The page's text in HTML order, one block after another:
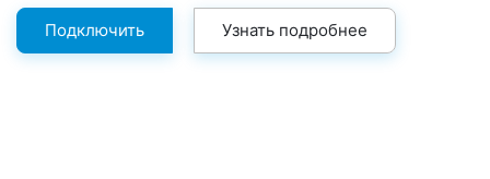
Подключить Узнать подробнее